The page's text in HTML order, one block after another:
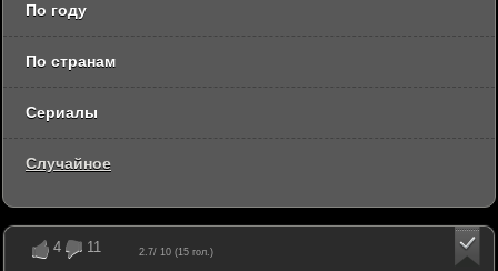
4 11 2.7/ 10 (15 гол.)
По году
По странам
Сериалы
Случайное